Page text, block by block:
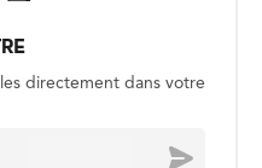
directement dans votre
Envoyer